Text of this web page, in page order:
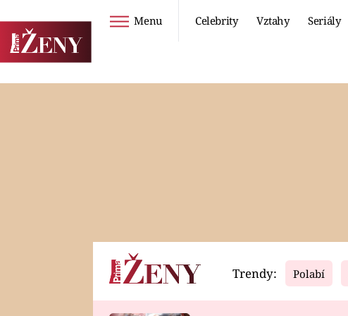
Menu Celebrity Vztahy Seriály
Horoskopy Video
Trendy: Polabí